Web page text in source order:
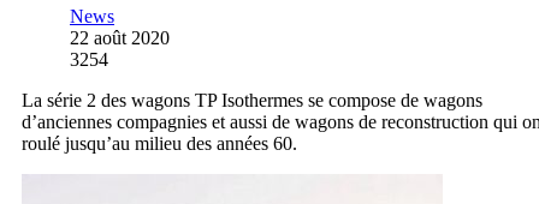
News
22 août 2020
3254
La série 2 des wagons TP Isothermes se compose de wagons
d’anciennes compagnies et aussi de wagons de reconstruction qui
roulé jusqu’au milieu des années 60.